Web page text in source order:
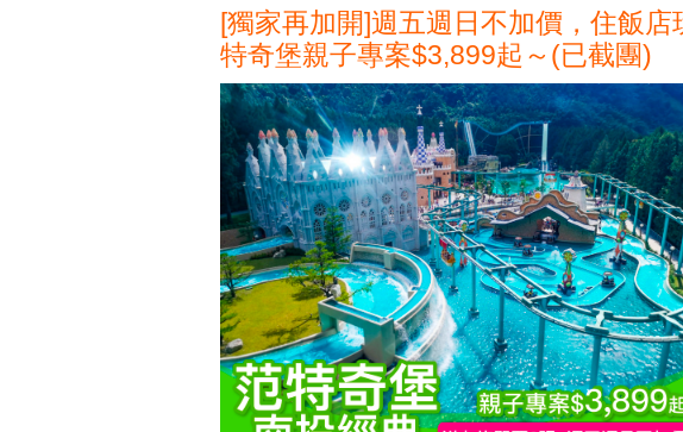
[獨家再加開]週五週日不加價，住飯
特奇堡親子專案$3,899起～(已截團)